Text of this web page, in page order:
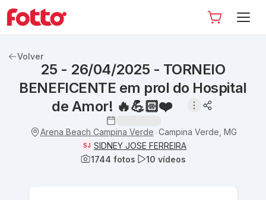
Volver
25 - 26/04/2025 - TORNEIO
BENEFICENTE em prol do Hospital
de Amor! 🔥💪🏻❤️
Arena Beach Campina Verde Campina Verde, MG
SJ SIDNEY JOSE FERREIRA
1744 fotos 10 vídeos